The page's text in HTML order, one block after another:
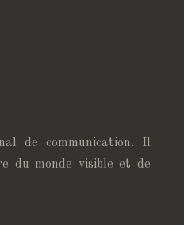
de communication. Il
du monde visible et de